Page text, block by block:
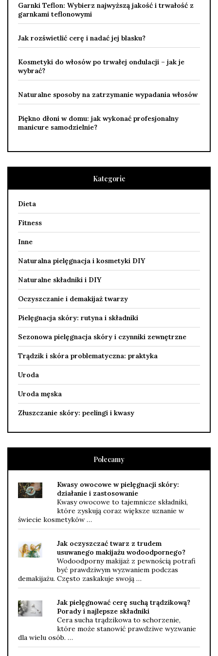
Garnki Teflon: Wybierz najwyższą jakość i trwałość z
garnkami teflonowymi
Jak rozświetlić cerę i nadać jej blasku?
Kosmetyki do włosów po trwałej ondulacji – jak je
wybrać?
Naturalne sposoby na zatrzymanie wypadania włosów
Piękno dłoni w domu: jak wykonać profesjonalny
manicure samodzielnie?
Kategorie
Dieta
Fitness
Inne
Naturalna pielęgnacja i kosmetyki DIY
Naturalne składniki i DIY
Oczyszczanie i demakijaż twarzy
Pielęgnacja skóry: rutyna i składniki
Sezonowa pielęgnacja skóry i czynniki zewnętrzne
Trądzik i skóra problematyczna: praktyka
Uroda
Uroda męska
Złuszczanie skóry: peelingi i kwasy
Polecamy
Kwasy owocowe w pielęgnacji skóry:
działanie i zastosowanie
Kwasy owocowe to tajemnicze składniki,
które zyskują coraz większe uznanie w
świecie kosmetyków …
Jak oczyszczać twarz z trudem
usuwanego makijażu wodoodpornego?
Wodoodporny makijaż z pewnością potrafi
być prawdziwym wyzwaniem podczas
demakijażu. Często zaskakuje swoją …
Jak pielęgnować cerę suchą trądzikową?
Porady i najlepsze składniki
Cera sucha trądzikowa to schorzenie,
które może stanowić prawdziwe wyzwanie
dla wielu osób. …